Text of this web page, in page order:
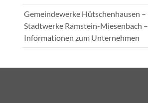
Gemeindewerke Hütschenhausen –
Stadtwerke Ramstein-Miesenbach –
Informationen zum Unternehmen